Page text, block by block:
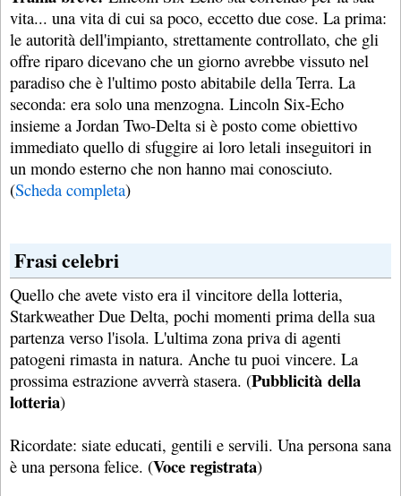
vita... una vita di cui sa poco, eccetto due cose. La prima:
le autorità dell'impianto, strettamente controllato, che gli
offre riparo dicevano che un giorno avrebbe vissuto nel
paradiso che è l'ultimo posto abitabile della Terra. La
seconda: era solo una menzogna. Lincoln Six-Echo
insieme a Jordan Two-Delta si è posto come obiettivo
immediato quello di sfuggire ai loro letali inseguitori in
un mondo esterno che non hanno mai conosciuto.
(Scheda completa)
Frasi celebri
Quello che avete visto era il vincitore della lotteria,
Starkweather Due Delta, pochi momenti prima della sua
partenza verso l'isola. L'ultima zona priva di agenti
patogeni rimasta in natura. Anche tu puoi vincere. La
prossima estrazione avverrà stasera. (Pubblicità della
lotteria)
Ricordate: siate educati, gentili e servili. Una persona sana
è una persona felice. (Voce registrata)